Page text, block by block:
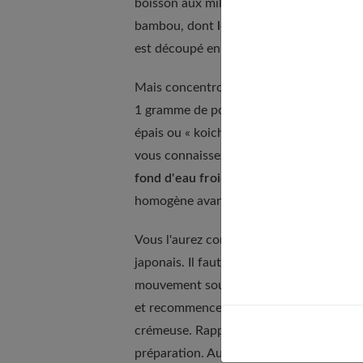
boisson aux mille vertus, il vous faut un
bambou, dontle « chasen » ou le fouet
est découpé en 100 brins.
Mais concentrons-nous davantage sur
1 gramme de poudre requiert 80 ml
épais ou « koicha », il vous faut 4 à 10
vous connaissez les bases, il est temps
fond d'eau froide
homogène avant de verser de l'eau
Vous l'aurez compris, le fouet en
japonais. Il faut maîtriser le coup de
mouvement souple à raison d'un aller-
et recommencez. La mousse se forme
crémeuse. Rappelons que chaque
préparation. Autrement dit, l'onctuosité